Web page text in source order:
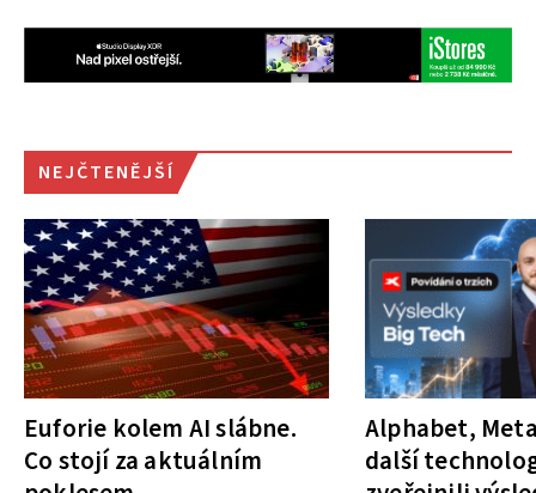
NEJČTENĚJŠÍ
Euforie kolem AI slábne.
Co stojí za aktuálním
Alphabet,
další